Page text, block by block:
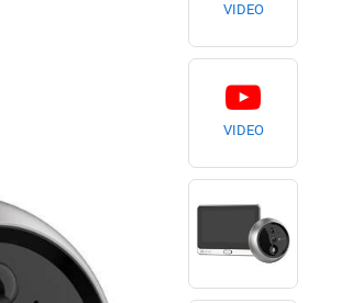
VIDEO
VIDEO